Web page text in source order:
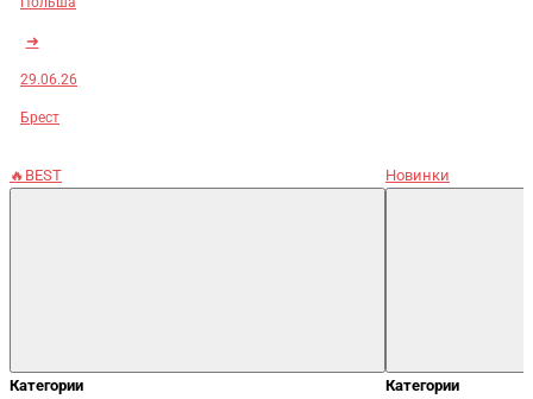
➜
29.06.26
Брест
🔥BEST
Категории
Новинки
Категории